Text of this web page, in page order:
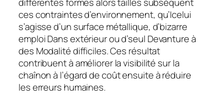
ces contraintes d’environnement, qu’Icelui
s’agisse d’un surface métallique, d’bizarre
emploi Dans extérieur ou d’seul Devanture à
des Modalité difficiles. Ces résultat
contribuent à améliorer la visibilité sur la
chaînon à l’égard de coût ensuite à réduire
les erreurs humaines.